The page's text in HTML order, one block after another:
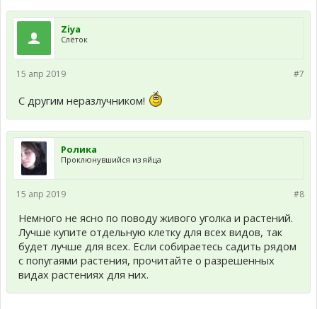
Ziya
Слёток
#7
15 апр 2019
С другим неразлучником!
Ролика
Проклюнувшийся из яйца
#8
15 апр 2019
Немного не ясно по поводу живого уголка и растений.
Лучше купите отдельную клетку для всех видов, так
будет лучше для всех. Если собираетесь садить рядом
с попугаями растения, прочитайте о разрешенных
видах растениях для них.